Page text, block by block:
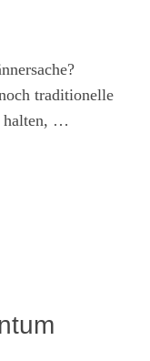
traditionelle
halten, …